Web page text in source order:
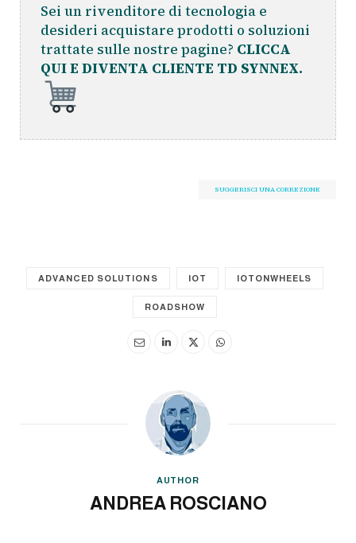
Sei un rivenditore di tecnologia e
desideri acquistare prodotti o soluzioni
trattate sulle nostre pagine? CLICCA
QUI E DIVENTA CLIENTE TD SYNNEX.
SUGGERISCI UNA CORREZIONE
ADVANCED SOLUTIONS IOT IOTONWHEELS
ROADSHOW
AUTHOR
ANDREA ROSCIANO